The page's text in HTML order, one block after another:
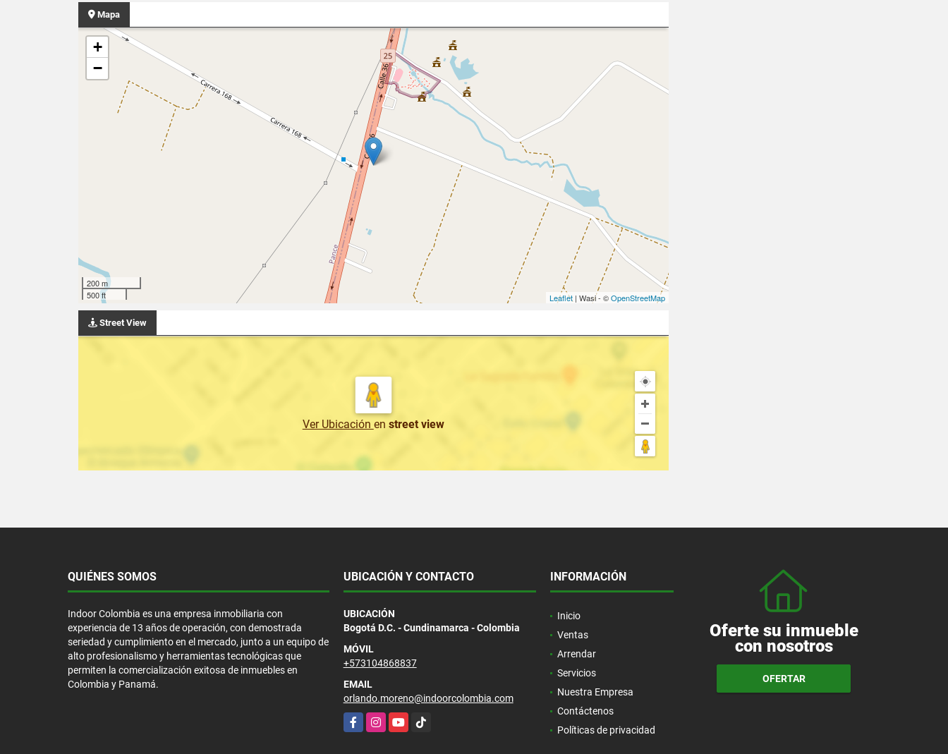
Mapa
+
−
200 m
500 ft
Leaflet| Wasi - ©OpenStreetMap
Street View
Ver Ubicación en street view
QUIÉNES SOMOS
Indoor Colombia es una empresa inmobiliaria con
experiencia de 13 años de operación, con demostrada
seriedad y cumplimiento en el mercado, junto a un equipo de
alto profesionalismo y herramientas tecnológicas que
permiten la comercialización exitosa de inmuebles en
Colombia y Panamá.
UBICACIÓN Y CONTACTO
UBICACIÓN
Bogotá D.C. - Cundinamarca - Colombia
MÓVIL
+573104868837
EMAIL
orlando.moreno@indoorcolombia.com
FacebookInstagramYouTubeTikTok
INFORMACIÓN
Inicio
Ventas
Arrendar
Servicios
Nuestra Empresa
Contáctenos
Políticas de privacidad
Oferte su inmueble
con nosotros
OFERTAR